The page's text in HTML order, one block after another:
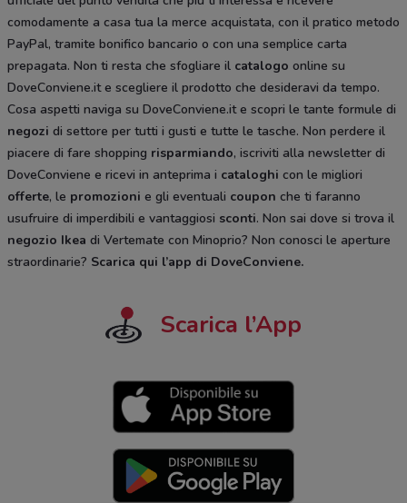
comodamente a casa tua la merce acquistata, con il pratico metodo
PayPal, tramite bonifico bancario o con una semplice carta
prepagata. Non ti resta che sfogliare il catalogo online su
DoveConviene.it e scegliere il prodotto che desideravi da tempo.
Cosa aspetti naviga su DoveConviene.it e scopri le tante formule di
negozi di settore per tutti i gusti e tutte le tasche. Non perdere il
piacere di fare shopping risparmiando, iscriviti alla newsletter di
DoveConviene e ricevi in anteprima i cataloghi con le migliori
offerte, le promozioni e gli eventuali coupon che ti faranno
usufruire di imperdibili e vantaggiosi sconti. Non sai dove si trova il
negozio Ikea di Vertemate con Minoprio? Non conosci le aperture
straordinarie? Scarica qui l’app di DoveConviene.
Scarica l’App